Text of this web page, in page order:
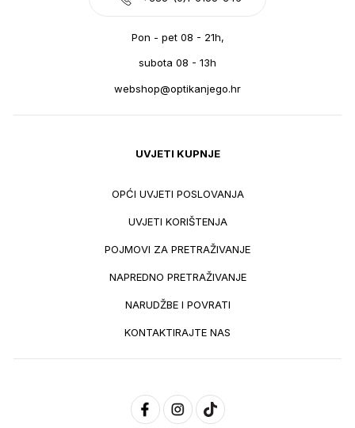
Pon - pet 08 - 21h,
subota 08 - 13h
webshop@optikanjego.hr
UVJETI KUPNJE
OPĆI UVJETI POSLOVANJA
UVJETI KORIŠTENJA
POJMOVI ZA PRETRAŽIVANJE
NAPREDNO PRETRAŽIVANJE
NARUDŽBE I POVRATI
KONTAKTIRAJTE NAS